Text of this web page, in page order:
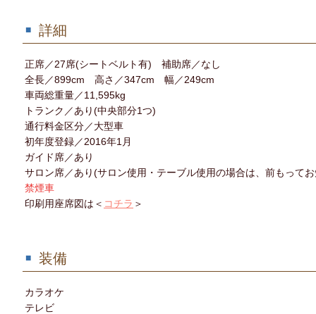
詳細
正席／27席(シートベルト有) 補助席／なし
全長／899cm 高さ／347cm 幅／249cm
車両総重量／11,595kg
トランク／あり(中央部分1つ)
通行料金区分／大型車
初年度登録／2016年1月
ガイド席／あり
サロン席／あり(サロン使用・テーブル使用の場合は、前もって
禁煙車
印刷用座席図は＜ コチラ ＞
装備
カラオケ
テレビ